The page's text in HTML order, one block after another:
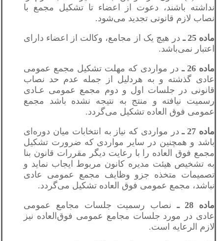
نداشته باشند، دعوت از اعضاء تا تشکیل مجمع با
نصاب لازم قانونی تجدید می‌شود.
ماده 25 ـ
در هیچ یک از مجامع، وکالت از اعضاء دارای
اعتبار نمی‌باشد.
ماده 26 ـ
در مواردی که مهلت تشکیل مجمع عمومی
عادی گذشته و به هردلیل از جمله عدم حد نصاب
قانونی در جلسات اول و دوم مجمع عمومی عـادی
رسمیت نیافته و منتج به نتیجه نشده باشد مجمع
عمومی فوق العاده تشکیل می‌گردد.
ماده 27 ـ
در مواردی که نیاز به انتخابات میان دوره‌ای
باشد و همچنین در سایر مواردی که ضرورت تشکیل
مجمع فوق العاده را با رعایت دیگر مقررات قانون بنا
به تشخیص هیئت مدیره کانون مربوط ایجاب نماید و
تصمیمات متخذه جزو وظایف مجمع عمومی عادی
نباشد، مجمع عمومی فوق العاده تشکیل می‌گردد.
ماده 28 ـ
نصاب رسمیت جلسات مجامع عمومی
عادی در مورد جلسات مجامع عمومی فوق‌العاده نیز
لازم الرعایه است.